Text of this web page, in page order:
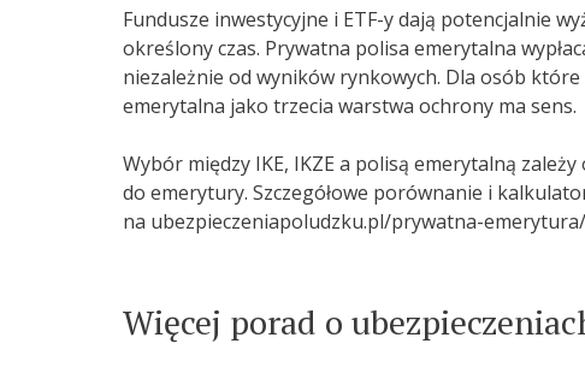
Fundusze inwestycyjne i ETF-y dają potencjalnie
określony czas. Prywatna polisa emerytalna
niezależnie od wyników rynkowych. Dla osób
emerytalna jako trzecia warstwa ochrony ma sens.
Wybór między IKE, IKZE a polisą emerytalną
do emerytury. Szczegółowe porównanie i
na ubezpieczeniapoludzku.pl/prywatna-emerytura/
Więcej porad o